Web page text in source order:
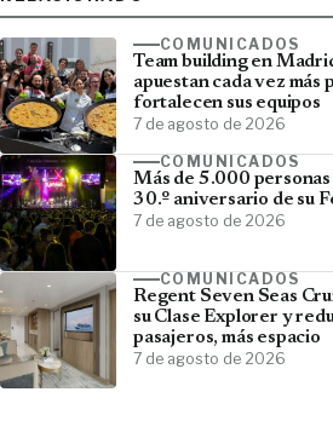
COMUNICADOS
Team building en
apuestan cada vez más
fortalecen sus equipos
7 de agosto de 2026
COMUNICADOS
Más de 5.000
30.º aniversario de su
7 de agosto de 2026
COMUNICADOS
Regent Seven Seas
su Clase Explorer y
pasajeros, más espacio
7 de agosto de 2026